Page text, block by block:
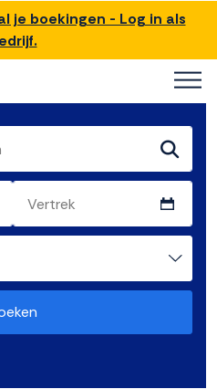
je boekingen - Log in als